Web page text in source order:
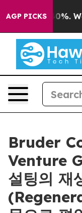
AGP PICKS40%. Well,
Bruder
Venture
설팅의 재